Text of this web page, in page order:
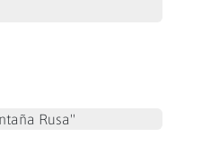
Rusa"